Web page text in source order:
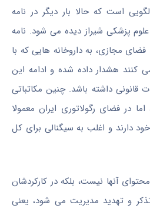
است که حالا بار دیگر در نامه
پزشکی شیراز دیده می شود. نامه
مجازی، به داروخانه هایی که با
کنند هشدار داده شده و ادامه این
قانونی داشته باشد. چنین مکاتباتی
در فضای رگولاتوری ایران معمولا
خود دارند و اغلب به سیگنالی برای کل
آنها نیست، بلکه در کارکردشان
و تهدید مدیریت می شود، یعنی